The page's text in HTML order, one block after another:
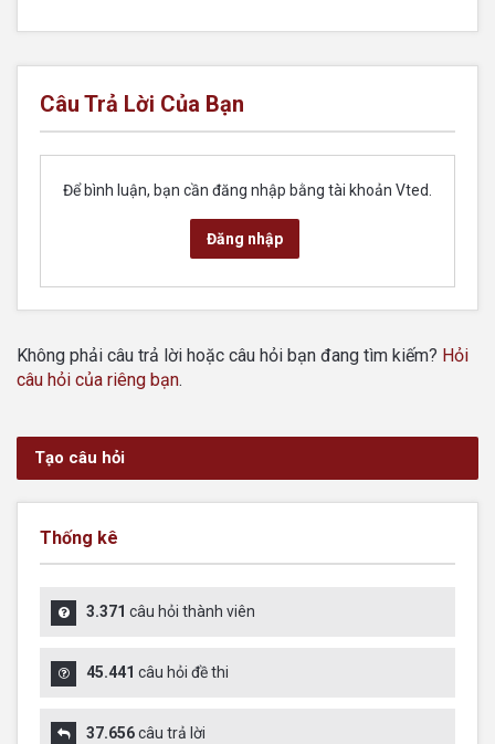
Câu Trả Lời Của Bạn
Để bình luận, bạn cần đăng nhập bằng tài khoản Vted.
Đăng nhập
Không phải câu trả lời hoặc câu hỏi bạn đang tìm kiếm? Hỏi
câu hỏi của riêng bạn.
Tạo câu hỏi
Thống kê
3.371 câu hỏi thành viên
45.441 câu hỏi đề thi
37.656câu trả lời